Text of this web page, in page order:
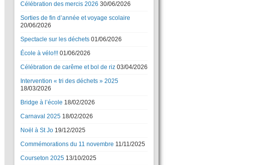
Célébration des mercis 2026 30/06/2026
Sorties de fin d’année et voyage scolaire
20/06/2026
Spectacle sur les déchets 01/06/2026
École à vélo!!! 01/06/2026
Célébration de carême et bol de riz 03/04/2026
Intervention « tri des déchets » 2025
18/03/2026
Bridge à l’école 18/02/2026
Carnaval 2025 18/02/2026
Noël à St Jo 19/12/2025
Commémorations du 11 novembre 11/11/2025
Courseton 2025 13/10/2025